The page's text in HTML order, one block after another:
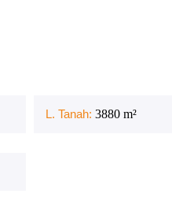
L. Tanah: 3880 m²